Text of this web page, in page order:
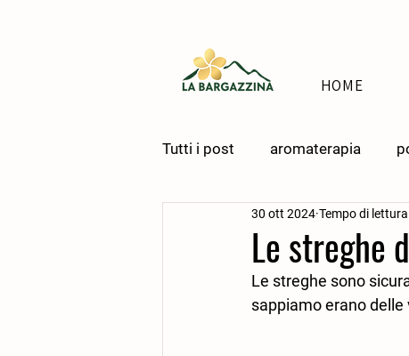
HOME
Tutti i post aromaterapia
Le streghe
30 ott 2024 Tempo di
Le streghe sono
sappiamo erano